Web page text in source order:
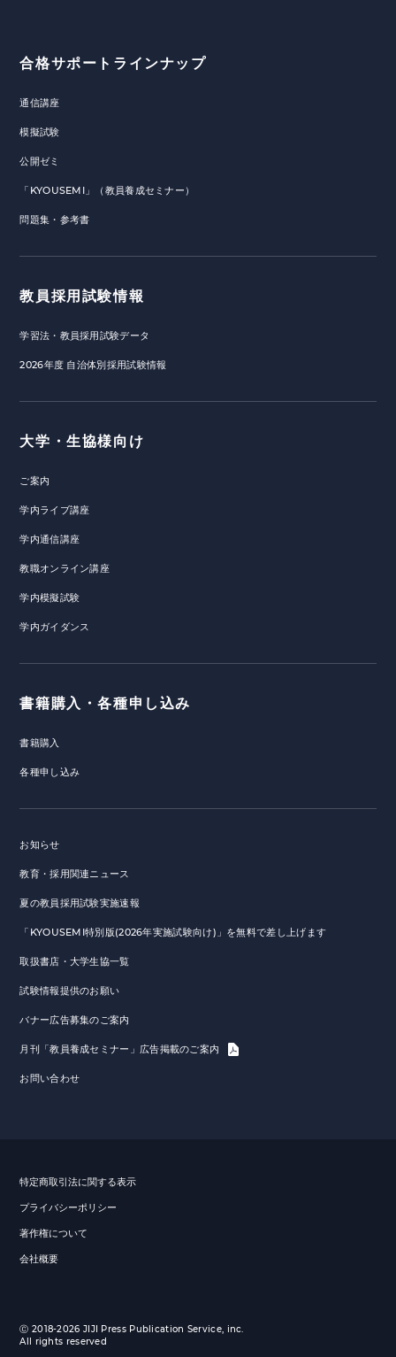
合格サポートラインナップ
通信講座
模擬試験
公開ゼミ
「KYOUSEMI」（教員養成セミナー）
問題集・参考書
教員採用試験情報
学習法・教員採用試験データ
2026年度 自治体別採用試験情報
大学・生協様向け
ご案内
学内ライブ講座
学内通信講座
教職オンライン講座
学内模擬試験
学内ガイダンス
書籍購入・各種申し込み
書籍購入
各種申し込み
お知らせ
教育・採用関連ニュース
夏の教員採用試験実施速報
「KYOUSEMI特別版(2026年実施試験向け)」を無料で差し上げます
取扱書店・大学生協一覧
試験情報提供のお願い
バナー広告募集のご案内
月刊「教員養成セミナー」広告掲載のご案内
お問い合わせ
特定商取引法に関する表示
プライバシーポリシー
著作権について
会社概要
Ⓒ 2018-2026 JIJI Press Publication Service, inc.
All rights reserved